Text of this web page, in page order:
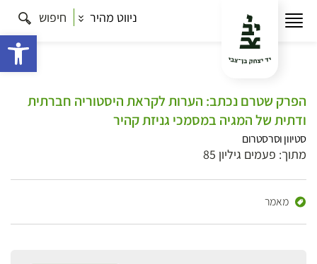
ניווט מהיר חיפוש
הפרק שטרם נכתב: הערות לקראת היסטוריה חברתית
ודתית של המגיה במסמכי גניזת קהיר
סטיוון וסרסטרום
מתוך: פעמים גיליון 85
מאמר